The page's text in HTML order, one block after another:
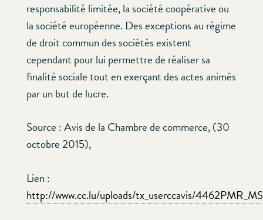
responsabilité limitée, la société coopérative ou
la société européenne. Des exceptions au régime
de droit commun des sociétés existent
cependant pour lui permettre de réaliser sa
finalité sociale tout en exerçant des actes animés
par un but de lucre.
Source : Avis de la Chambre de commerce, (30
octobre 2015),
Lien :
http://www.cc.lu/uploads/tx_userccavis/